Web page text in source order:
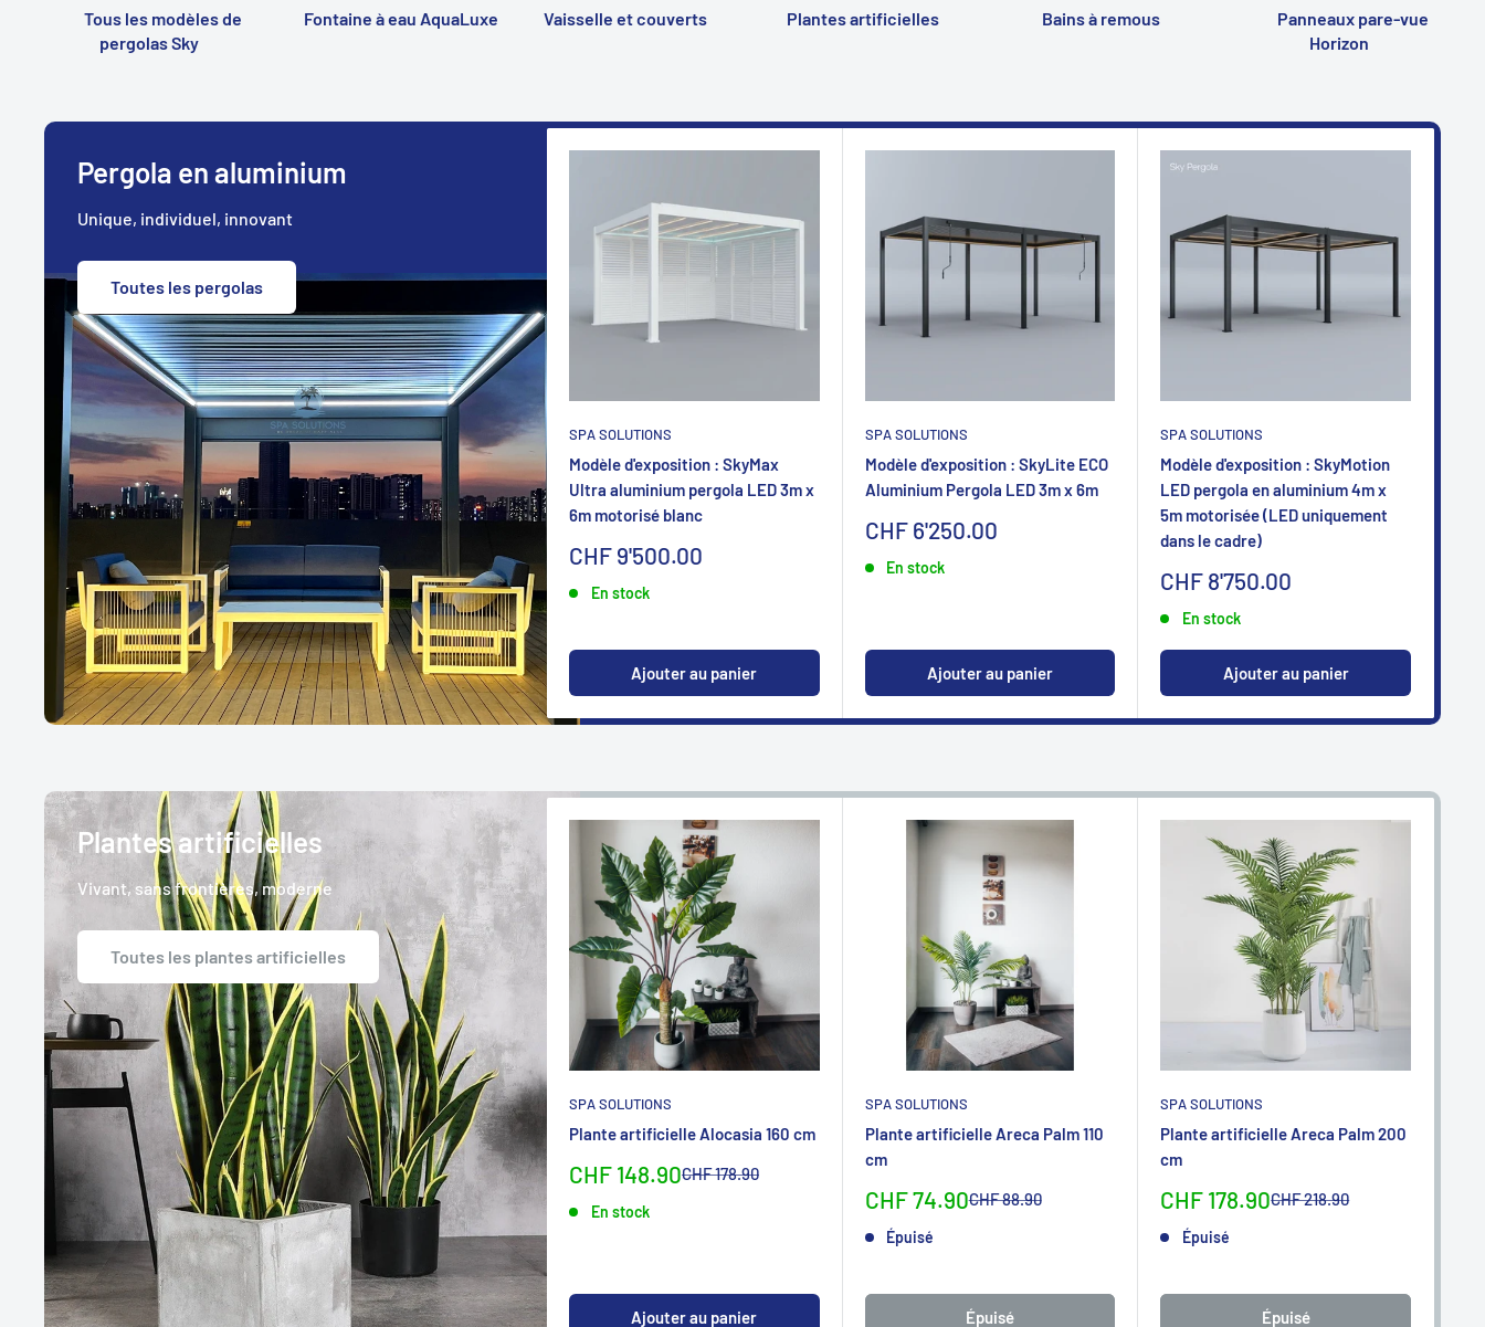
Tous les modèles de
pergolas Sky
Fontaine à eau AquaLuxe Vaisselle et couverts Plantes artificielles Bains à remous
Panneaux pare-vue
Horizon
Pergola en aluminium
Unique, individuel, innovant
Toutes les pergolas
SPA SOLUTIONS
Modèle d'exposition : SkyMax
Ultra aluminium pergola LED 3m x
6m motorisé blanc
Sonderpreis
CHF 9'500.00
En stock
Ajouter au panier
SPA SOLUTIONS
Modèle d'exposition : SkyLite ECO
Aluminium Pergola LED 3m x 6m
Sonderpreis
CHF 6'250.00
En stock
Ajouter au panier
SPA SOLUTIONS
Modèle d'exposition : SkyMotion
LED pergola en aluminium 4m x
5m motorisée (LED uniquement
dans le cadre)
Sonderpreis
CHF 8'750.00
En stock
Ajouter au panier
Plantes artificielles
Vivant, sans frontières, moderne
Toutes les plantes artificielles
SPA SOLUTIONS
Plante artificielle Alocasia 160 cm
Sonderpreis
CHF 148.90Normalpreis
CHF 178.90
En stock
Ajouter au panier
SPA SOLUTIONS
Plante artificielle Areca Palm 110
cm
Sonderpreis
CHF 74.90Normalpreis
CHF 88.90
Épuisé
Épuisé
SPA SOLUTIONS
Plante artificielle Areca Palm 200
cm
Sonderpreis
CHF 178.90Normalpreis
CHF 218.90
Épuisé
Épuisé